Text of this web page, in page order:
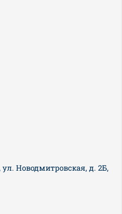
ул. Новодмитровская, д. 2Б,